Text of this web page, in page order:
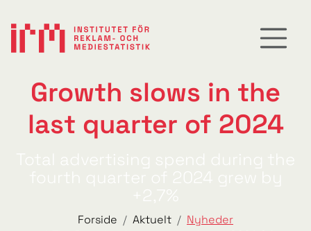
Growth slows in the
last quarter of 2024
Forside Aktuelt
Nyheder